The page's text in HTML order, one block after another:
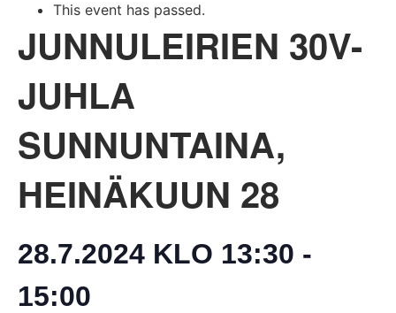
This event has passed.
JUNNULEIRIEN 30V-
JUHLA
SUNNUNTAINA,
HEINÄKUUN 28
28.7.2024 KLO 13:30 -
15:00